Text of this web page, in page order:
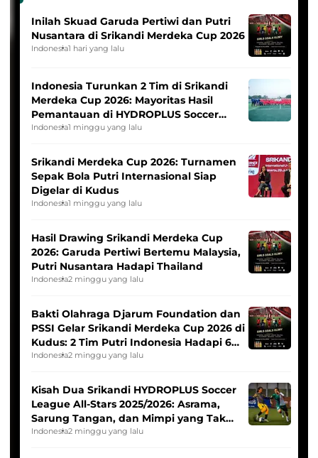
Inilah Skuad Garuda Pertiwi dan Putri
Nusantara di Srikandi Merdeka Cup 2026
Indonesia1 hari yang lalu
Indonesia Turunkan 2 Tim di Srikandi
Merdeka Cup 2026: Mayoritas Hasil
Pemantauan di HYDROPLUS Soccer
League
Indonesia1 minggu yang lalu
Srikandi Merdeka Cup 2026: Turnamen
Sepak Bola Putri Internasional Siap
Digelar di Kudus
Indonesia1 minggu yang lalu
Hasil Drawing Srikandi Merdeka Cup
2026: Garuda Pertiwi Bertemu Malaysia,
Putri Nusantara Hadapi Thailand
Indonesia2 minggu yang lalu
Bakti Olahraga Djarum Foundation dan
PSSI Gelar Srikandi Merdeka Cup 2026 di
Kudus: 2 Tim Putri Indonesia Hadapi 6
Tim Asia
Indonesia2 minggu yang lalu
Kisah Dua Srikandi HYDROPLUS Soccer
League All-Stars 2025/2026: Asrama,
Sarung Tangan, dan Mimpi yang Tak
Pernah Padam
Indonesia2 minggu yang lalu